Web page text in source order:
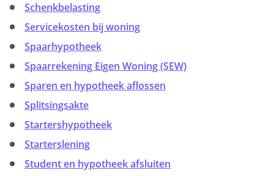
Schenkbelasting
Servicekosten bij woning
Spaarhypotheek
Spaarrekening Eigen Woning (SEW)
Sparen en hypotheek aflossen
Splitsingsakte
Startershypotheek
Starterslening
Student en hypotheek afsluiten